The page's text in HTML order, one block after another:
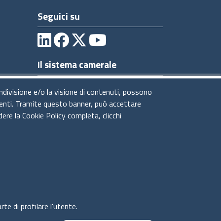
Seguici su
Il sistema camerale
e/o la visione di contenuti, possono
Tramite questo banner, può accettare
la Cookie Policy completa, clicchi
di profilare l'utente.